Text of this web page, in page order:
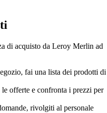
di acquisto da Leroy Merlin ad
fai una lista dei prodotti di
offerte e confronta i prezzi per
rivolgiti al personale